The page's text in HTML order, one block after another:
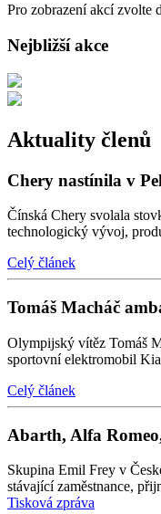
Pro zobrazení akcí zvolte
Nejbližší akce
Aktuality členů
Chery nastínila v
Čínská Chery svolala
technologický vývoj,
Celý článek
Tomáš Macháč
Olympijský vítěz Tomáš
sportovní elektromobil
Celý článek
Abarth, Alfa
Skupina Emil Frey v
stávající zaměstnance,
Tisková zpráva